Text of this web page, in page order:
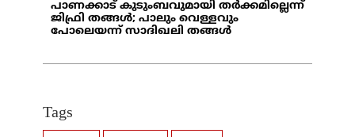
പാണക്കാട് കുടുംബവുമായി തര്‍ക്കമില്ലെന്ന്
ജിഫ്രി തങ്ങള്‍; പാലും വെള്ളവും
പോലെയന്ന് സാദിഖലി തങ്ങള്‍
Tags